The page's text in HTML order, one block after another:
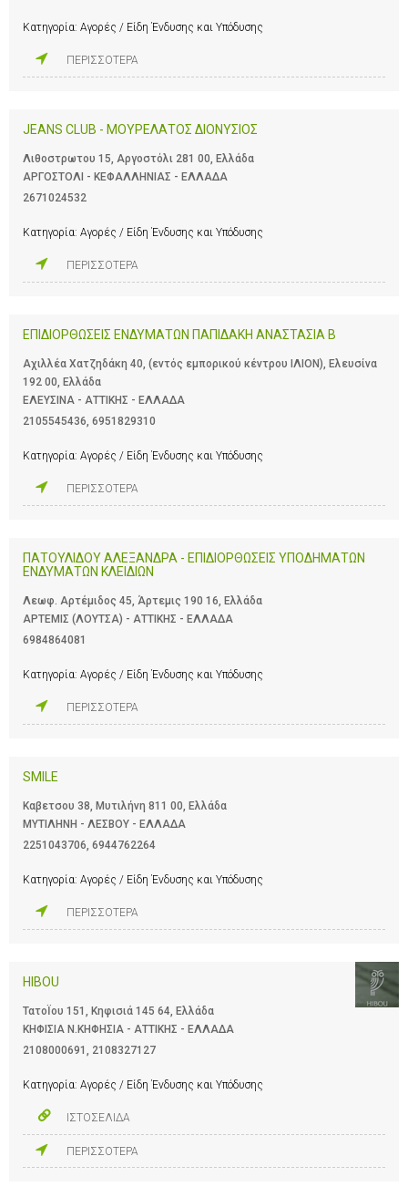
Κατηγορία: Αγορές / Είδη Ένδυσης και Υπόδυσης
ΠΕΡΙΣΣΟΤΕΡΑ
JEANS CLUB - ΜΟΥΡΕΛΑΤΟΣ ΔΙΟΝΥΣΙΟΣ
Λιθοστρωτου 15, Αργοστόλι 281 00, Ελλάδα
ΑΡΓΟΣΤΟΛΙ - ΚΕΦΑΛΛΗΝΙΑΣ - ΕΛΛΑΔΑ
2671024532
Κατηγορία: Αγορές / Είδη Ένδυσης και Υπόδυσης
ΠΕΡΙΣΣΟΤΕΡΑ
ΕΠΙΔΙΟΡΘΩΣΕΙΣ ΕΝΔΥΜΑΤΩΝ ΠΑΠΙΔΑΚΗ ΑΝΑΣΤΑΣΙΑ Β
Αχιλλέα Χατζηδάκη 40, (εντός εμπορικού κέντρου ΙΛΙΟΝ), Ελευσίνα
192 00, Ελλάδα
ΕΛΕΥΣΙΝΑ - ΑΤΤΙΚΗΣ - ΕΛΛΑΔΑ
2105545436, 6951829310
Κατηγορία: Αγορές / Είδη Ένδυσης και Υπόδυσης
ΠΕΡΙΣΣΟΤΕΡΑ
ΠΑΤΟΥΛΙΔΟΥ ΑΛΕΞΑΝΔΡΑ - ΕΠΙΔΙΟΡΘΩΣΕΙΣ ΥΠΟΔΗΜΑΤΩΝ
ΕΝΔΥΜΑΤΩΝ ΚΛΕΙΔΙΩΝ
Λεωφ. Αρτέμιδος 45, Άρτεμις 190 16, Ελλάδα
ΑΡΤΕΜΙΣ (ΛΟΥΤΣΑ) - ΑΤΤΙΚΗΣ - ΕΛΛΑΔΑ
6984864081
Κατηγορία: Αγορές / Είδη Ένδυσης και Υπόδυσης
ΠΕΡΙΣΣΟΤΕΡΑ
SMILE
Καβετσου 38, Μυτιλήνη 811 00, Ελλάδα
ΜΥΤΙΛΗΝΗ - ΛΕΣΒΟΥ - ΕΛΛΑΔΑ
2251043706 6944762264
Κατηγορία: Αγορές / Είδη Ένδυσης και Υπόδυσης
ΠΕΡΙΣΣΟΤΕΡΑ
HIBOU
ΤατοΪου 151, Κηφισιά 145 64, Ελλάδα
ΚΗΦΙΣΙΑ Ν.ΚΗΦΗΣΙΑ - ΑΤΤΙΚΗΣ - ΕΛΛΑΔΑ
2108000691
2108327127
Κατηγορία: Αγορές / Είδη Ένδυσης και Υπόδυσης
ΙΣΤΟΣΕΛΙΔΑ
ΠΕΡΙΣΣΟΤΕΡΑ